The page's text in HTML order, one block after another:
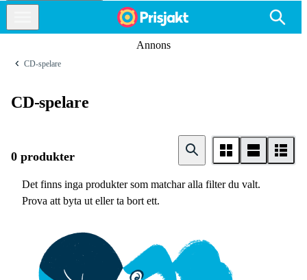
Annons
CD-spelare
CD-spelare
0 produkter
Det finns inga produkter som matchar alla filter du valt.
Prova att byta ut eller ta bort ett.